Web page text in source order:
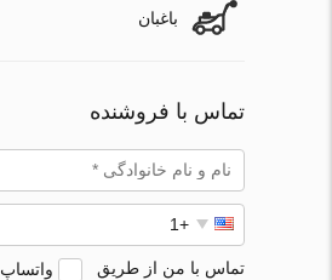
باغبان
تماس با فروشنده
تماس با من از طریق واتساپ